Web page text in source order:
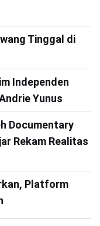
Tinggal di
Independen
Yunus
Documentary
Rekam Realitas
Platform